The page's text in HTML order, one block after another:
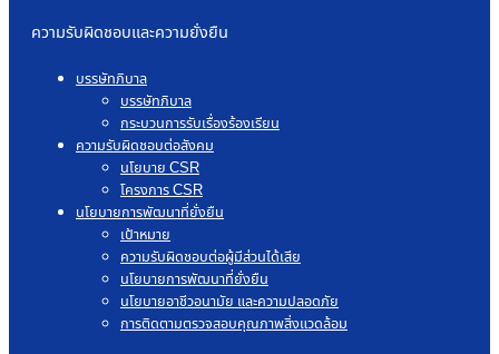
ความรับผิดชอบและความยั่งยืน
บรรษัทภิบาล
บรรษัทภิบาล
กระบวนการรับเรื่องร้องเรียน
ความรับผิดชอบต่อสังคม
นโยบาย CSR
โครงการ CSR
นโยบายการพัฒนาที่ยั่งยืน
เป้าหมาย
ความรับผิดชอบต่อผู้มีส่วนได้เสีย
นโยบายการพัฒนาที่ยั่งยืน
นโยบายอาชีวอนามัย และความปลอดภัย
การติดตามตรวจสอบคุณภาพสิ่งแวดล้อม